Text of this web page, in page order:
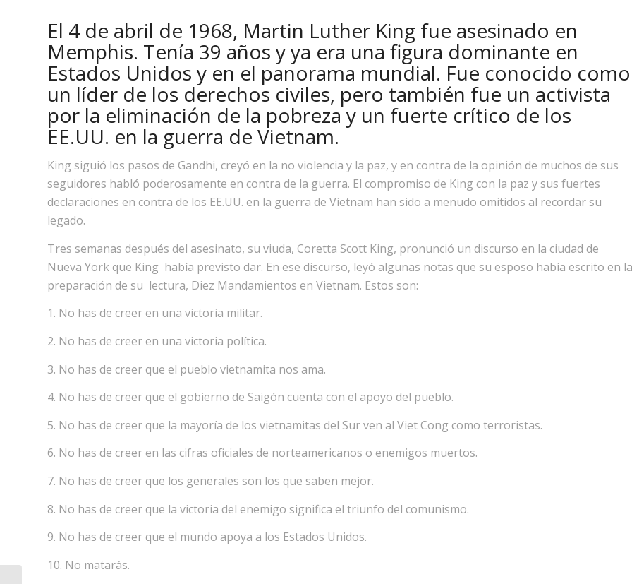
El 4 de abril de 1968, Martin Luther King fue asesinado en
Memphis. Tenía 39 años y ya era una figura dominante en
Estados Unidos y en el panorama mundial. Fue conocido como
un líder de los derechos civiles, pero también fue un activista
por la eliminación de la pobreza y un fuerte crítico de los
EE.UU. en la guerra de Vietnam.
King siguió los pasos de Gandhi, creyó en la no violencia y la paz, y en contra de la opinión de muchos de sus
seguidores habló poderosamente en contra de la guerra. El compromiso de King con la paz y sus fuertes
declaraciones en contra de los EE.UU. en la guerra de Vietnam han sido a menudo omitidos al recordar su
legado.
Tres semanas después del asesinato, su viuda, Coretta Scott King, pronunció un discurso en la ciudad de
Nueva York que King había previsto dar. En ese discurso, leyó algunas notas que su esposo había escrito en la
preparación de su lectura, Diez Mandamientos en Vietnam. Estos son:
1. No has de creer en una victoria militar.
2. No has de creer en una victoria política.
3. No has de creer que el pueblo vietnamita nos ama.
4. No has de creer que el gobierno de Saigón cuenta con el apoyo del pueblo.
5. No has de creer que la mayoría de los vietnamitas del Sur ven al Viet Cong como terroristas.
6. No has de creer en las cifras oficiales de norteamericanos o enemigos muertos.
7. No has de creer que los generales son los que saben mejor.
8. No has de creer que la victoria del enemigo significa el triunfo del comunismo.
9. No has de creer que el mundo apoya a los Estados Unidos.
10. No matarás.